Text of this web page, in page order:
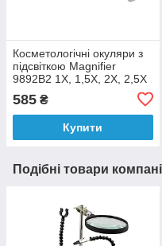
Косметологічні окуляри з
підсвіткою Magnifier
9892B2 1Х, 1,5Х, 2Х, 2,5Х
585 ₴
Купити
Подібні товари